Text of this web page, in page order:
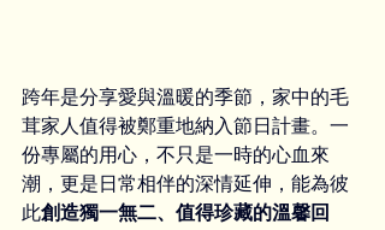
跨年是分享愛與溫暖的季節，家中的毛
茸家人值得被鄭重地納入節日計畫。一
份專屬的用心，不只是一時的心血來
潮，更是日常相伴的深情延伸，能為彼
此創造獨一無二、值得珍藏的溫馨回